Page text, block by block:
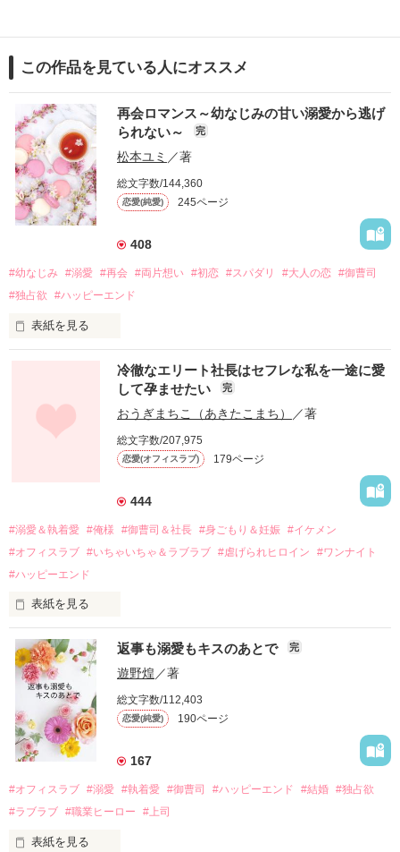
ひっそりと開幕。
作品を読む
最後はまた突き落とすんだろ？
「だったらセフレでいいよ」
この作品を見ている人にオススメ
再会ロマンス～幼なじみの甘い溺愛から逃げ
られない～
完
松本ユミ ／著
総文字数/144,360
恋愛(純愛) 245ページ
408
#幼なじみ #溺愛 #再会 #両片想い #初恋 #スパダリ #大人の恋 #御曹司
#独占欲
#ハッピーエンド
表紙を見る
幼なじみの哲平に淡い恋心を抱いていた美桜。
しかし、ある出来事をきっかけに二人の関係は壊れてしまう。
関係修復もできないまま、美桜は両親の離婚によって
引っ越すことになり、哲平とも離れ離れになった。
それから約十二年後。
過去の傷から、二度と会いたくないと思っていた哲平に
運命のような再会を果たす。
酔った勢いで一夜を共にしてしまった。
さらに、美桜が初めてだと知った哲平は
『責任をとる、結婚しよう』と真っ直ぐに告げてきた。
戸惑う美桜とは裏腹に、好きという気持ちを隠すことなく
甘やかしてくる。
そんなある日、哲平は美桜がストーカー被害に
遭っていることを知る。
美桜を守るため、哲平は同居を提案してきて――。
夏木美桜(なつきみお)
鳴海哲平 (なるみてっぺい)
冷徹なエリート社長はセフレな私を一途に愛
して孕ませたい
完
おうぎまちこ（あきたこまち） ／著
総文字数/207,975
恋愛(オフィスラブ) 179ページ
444
#溺愛＆執着愛 #俺様 #御曹司＆社長 #身ごもり＆妊娠 #イケメン
#オフィスラブ #いちゃいちゃ＆ラブラブ #虐げられヒロイン
#ワンナイト
#ハッピーエンド
表紙を見る
おかしな噂を流されて前の職場でうまくいかなかった梅田美
桜は、海外で傷心旅行をしていたところ、日本人美青年と出会
い、酒の勢いもあり一夜限りの関係となる。
帰国後、美桜は新しい職場でワンナイトした美青年と再会。
なんと彼の正体は、とある財閥御曹司にも関わらず、一族を離
れて起業した新進気鋭の実業家、社内でも冷徹だと評判な社長
――御影恭司その人だったのだ――！
なぜか恭司から飼い猫の世話係を命じられた美桜は、猫の世
の関係となってしまい――？
返事も溺愛もキスのあとで 完
遊野煌／著
総文字数/112,403
恋愛(純愛) 190ページ
167
#オフィスラブ #溺愛 #執着愛 #御曹司 #ハッピーエンド #結婚 #独占欲
#ラブラブ #職業ヒーロー #上司
表紙を見る